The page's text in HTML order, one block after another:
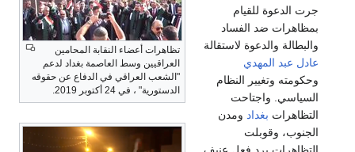
تظاهرات أعضاء النقابة المحامين
العراقيين وسط العاصمة بغداد لدعم
"الشعب العراقي في الدفاع عن حقوقه
الدستورية" ، في 24 أكتوبر 2019.
جرت الدعوة للقيام
بمظاهرات ضد الفساد
والبطالة والدعوة لاستقالة
عادل عبد المهدي
وحكومته وتغيير النظام
السياسي. واجتاحت
التظاهرات بغداد ومدن
الجنوب، وقوبلت
التظاهرات برد فعل عنيف